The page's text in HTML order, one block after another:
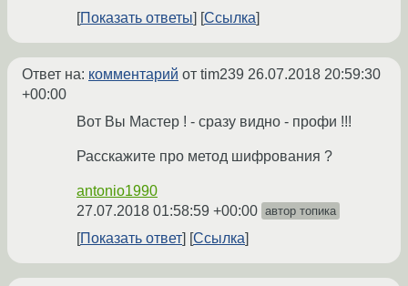
Показать ответы
Ссылка
Ответ на: комментарий от tim239 26.07.2018 20:59:30
+00:00
Вот Вы Мастер ! - сразу видно - профи !!!
Расскажите про метод шифрования ?
antonio1990
27.07.2018 01:58:59 +00:00 автор топика
Показать ответ Ссылка